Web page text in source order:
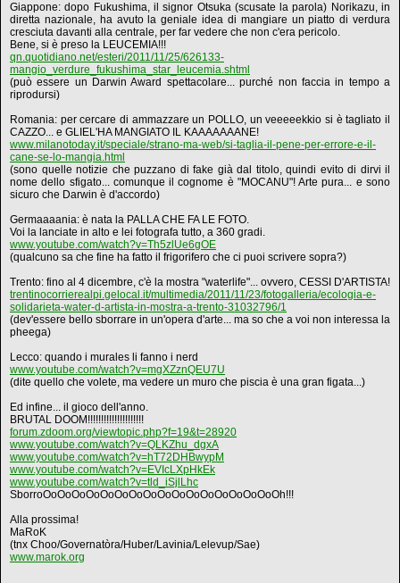
Giappone: dopo Fukushima, il signor Otsuka (scusate la parola) Norikazu, in
diretta nazionale, ha avuto la geniale idea di mangiare un piatto di verdura
cresciuta davanti alla centrale, per far vedere che non c'era pericolo.
Bene, si è preso la LEUCEMIA!!!
qn.quotidiano.net/esteri/2011/11/25/626133-
mangio_verdure_fukushima_star_leucemia.shtml
(può essere un Darwin Award spettacolare... purché non faccia in tempo a
riprodursi)
Romania: per cercare di ammazzare un POLLO, un veeeeekkio si è tagliato il
CAZZO... e GLIEL'HA MANGIATO IL KAAAAAAANE!
www.milanotoday.it/speciale/strano-ma-web/si-taglia-il-pene-per-errore-e-il-
cane-se-lo-mangia.html
(sono quelle notizie che puzzano di fake già dal titolo, quindi evito di dirvi il
nome dello sfigato... comunque il cognome è "MOCANU"! Arte pura... e sono
sicuro che Darwin è d'accordo)
Germaaaania: è nata la PALLA CHE FA LE FOTO.
Voi la lanciate in alto e lei fotografa tutto, a 360 gradi.
www.youtube.com/watch?v=Th5zlUe6gOE
(qualcuno sa che fine ha fatto il frigorifero che ci puoi scrivere sopra?)
Trento: fino al 4 dicembre, c'è la mostra "waterlife"... ovvero, CESSI D'ARTISTA!
trentinocorrierealpi.gelocal.it/multimedia/2011/11/23/fotogalleria/ecologia-e-
solidarieta-water-d-artista-in-mostra-a-trento-31032796/1
(dev'essere bello sborrare in un'opera d'arte... ma so che a voi non interessa la
pheega)
Lecco: quando i murales li fanno i nerd
www.youtube.com/watch?v=mgXZznQEU7U
(dite quello che volete, ma vedere un muro che piscia è una gran figata...)
Ed infine... il gioco dell'anno.
BRUTAL DOOM!!!!!!!!!!!!!!!!!!!!!
forum.zdoom.org/viewtopic.php?f=19&t=28920
www.youtube.com/watch?v=QLKZhu_dgxA
www.youtube.com/watch?v=hT72DHBwypM
www.youtube.com/watch?v=EVIcLXpHkEk
www.youtube.com/watch?v=tld_iSjlLhc
SborroOoOoOoOoOoOoOoOoOoOoOoOoOoOoOoOoOh!!!
Alla prossima!
MaRoK
(tnx Choo/Governatòra/Huber/Lavinia/Lelevup/Sae)
www.marok.org